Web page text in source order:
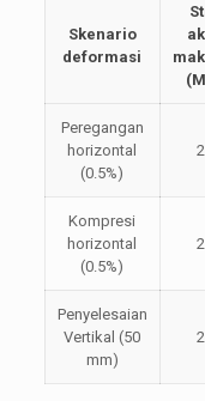
Skenario
deformasi
Peregangan
horizontal
(0.5%)
Kompresi
horizontal
(0.5%)
Penyelesaian
Vertikal (50
mm)